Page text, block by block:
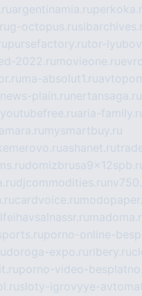
argentinamia.ru
g-octopus.ru
pursefactory.rutor-
2022.ru movieone.ru
ma-absolut1.ru
news-plain.ru nertansaga.ru
youtubefree.ruaria-
mysmartbuy.ru
ashanet.ru
djcommodities.ru
cardvoice.ru
porno-online-
doroga-expo.ru ribery.ru
porno-video-
sloty-igrovyye-